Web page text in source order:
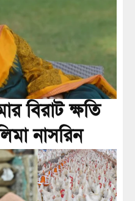
বিরাট ক্ষতি
নাসরিন